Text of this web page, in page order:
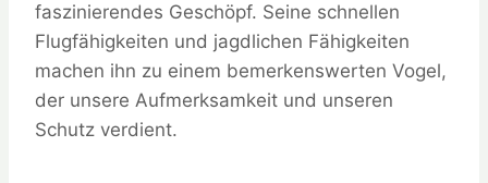
faszinierendes Geschöpf. Seine schnellen
Flugfähigkeiten und jagdlichen Fähigkeiten
machen ihn zu einem bemerkenswerten Vogel,
der unsere Aufmerksamkeit und unseren
Schutz verdient.